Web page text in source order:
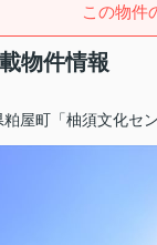
この物件
物件情報
粕屋町「柚須文化セ